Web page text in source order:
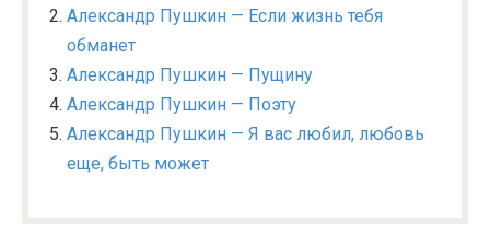
Александр Пушкин — Если жизнь тебя
обманет
Александр Пушкин — Пущину
Александр Пушкин — Поэту
Александр Пушкин — Я вас любил, любовь
еще, быть может